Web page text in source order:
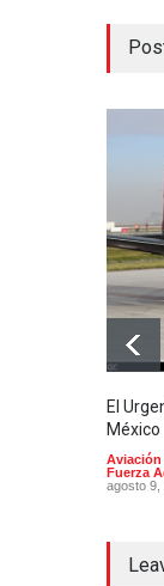
El
México
Aviación
Fuerza
agosto 9,